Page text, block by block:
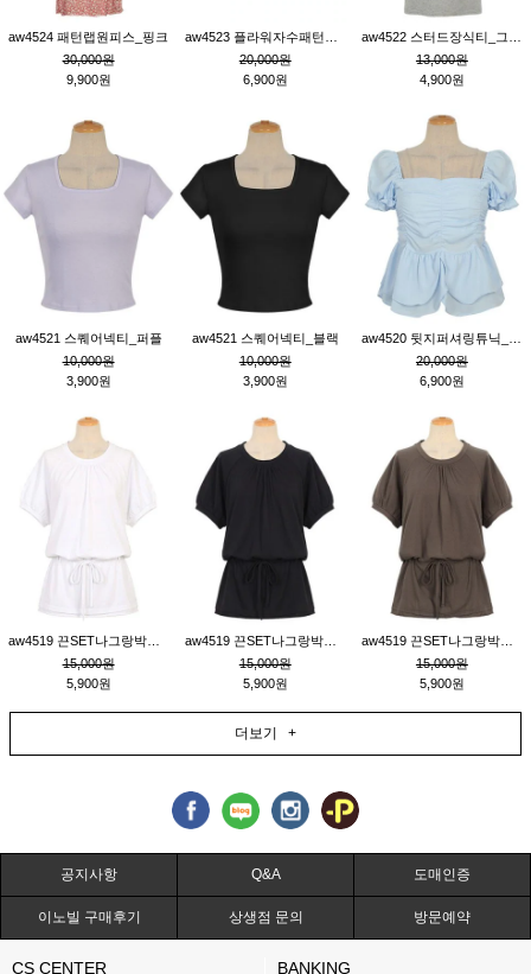
aw4524 패턴랩원피스_핑크
30,000원
9,900원
20,000원
6,900원
13,000원
4,900원
aw4521 스퀘어넥티_퍼플
10,000원
3,900원
aw4521 스퀘어넥티_블랙
10,000원
3,900원
20,000원
6,900원
15,000원
5,900원
15,000원
5,900원
15,000원
5,900원
더보기 +
공지사항 Q&A 도매인증
이노빌 구매후기 상생점 문의 방문예약
CS CENTER BANKING